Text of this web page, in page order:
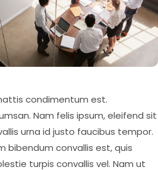
condimentum est.
Nam felis ipsum, eleifend sit
urna id justo faucibus tempor.
bibendum convallis est, quis
turpis convallis vel. Nam ut